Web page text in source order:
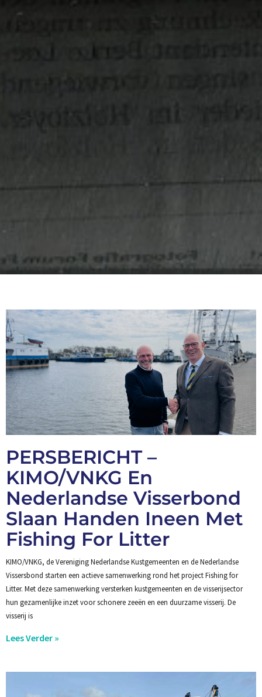
PERSBERICHT –
KIMO/VNKG En
Nederlandse Visserbond
Slaan Handen Ineen Met
Fishing For Litter
KIMO/VNKG, de Vereniging Nederlandse Kustgemeenten en de Nederlandse
Vissersbond starten een actieve samenwerking rond het project Fishing for
Litter. Met deze samenwerking versterken kustgemeenten en de visserijsector
hun gezamenlijke inzet voor schonere zeeën en een duurzame visserij. De
visserij is
Lees Verder »